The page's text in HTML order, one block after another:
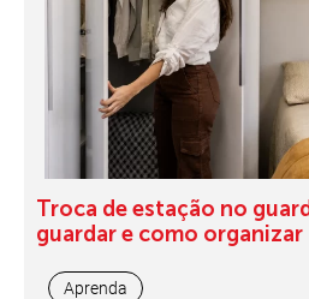
Troca de estação no
guardar e como organizar
Aprenda